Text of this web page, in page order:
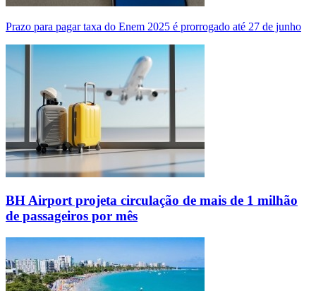
Prazo para pagar taxa do Enem 2025 é prorrogado até 27 de junho
BH Airport projeta circulação de mais de 1 milhão
de passageiros por mês